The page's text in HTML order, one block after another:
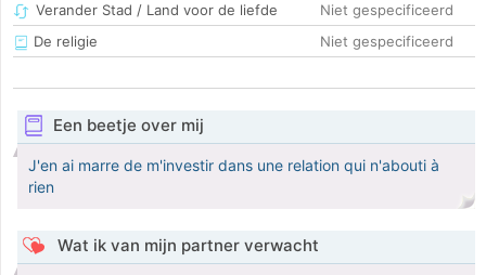
Verander Stad / Land voor de liefde
Niet gespecificeerd
De religie
Niet gespecificeerd
Een beetje over mij
J'en ai marre de m'investir dans une relation qui n'abouti à
rien
Wat ik van mijn partner verwacht